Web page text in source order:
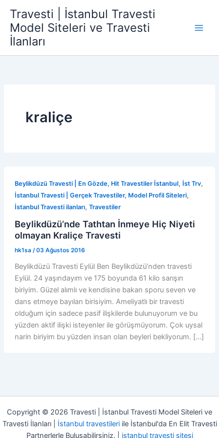
Travesti | İstanbul Travesti
Model Siteleri ve Travesti
İlanları
kraliçe
Beylikdüzü Travesti | En Gözde, Hit Travestiler İstanbul, İst Trv,
İstanbul Travesti | Gerçek Travestiler, Model Profil Siteleri,
İstanbul Travesti ilanları, Travestiler
Beylikdüzü’nde Tathtan İnmeye Hiç Niyeti
olmayan Kraliçe Travesti
hk1sa /03 Ağustos 2016
Beylikdüzü Travesti Eylül Ben Beylikdüzü’nden travesti
Eylül. 24 yaşındayım ve 175 boyunda 61 kilo sarışın
biriyim. Güzel alımlı ve kendisine bakan sporu seven ve
dans etmeye bayılan birisiyim. Ameliyatlı bir travesti
olduğum için sadece pasif ilişkilerde bulunuyorum ve bu
yüzden aktif ilişki isteyenler ile görüşmüyorum. Çok uysal
narin biriyim bu yüzden insan olan beyleri bekliyorum. […]
Copyright © 2026 Travesti | İstanbul Travesti Model Siteleri ve
Travesti İlanları | İstanbul travestileriile İstanbul'da En Elit Travesti
Partnerlerle Buluşabilirsiniz. | istanbul travesti sitesi